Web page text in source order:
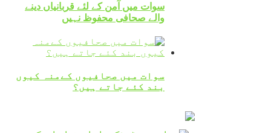
سوات میں آمن کے لئے قربانیاں دینے
والے صحافی محفوظ نہیں
سوات میں صحافیوں کےمنہ کیوں
بند کئے جاتے ہیں؟